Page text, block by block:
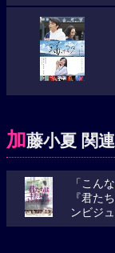
加藤小夏 関
「こん
『君た
ンビジ